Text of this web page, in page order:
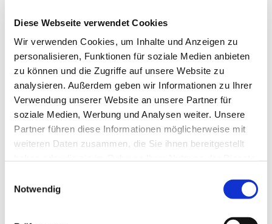
Diese Webseite verwendet Cookies
Wir verwenden Cookies, um Inhalte und Anzeigen zu
personalisieren, Funktionen für soziale Medien anbieten
zu können und die Zugriffe auf unsere Website zu
analysieren. Außerdem geben wir Informationen zu Ihrer
Verwendung unserer Website an unsere Partner für
soziale Medien, Werbung und Analysen weiter. Unsere
Partner führen diese Informationen möglicherweise mit
weiteren Daten zusammen, die Sie ihnen bereitgestellt
Notwendig
Leitung: Barbara Brämer